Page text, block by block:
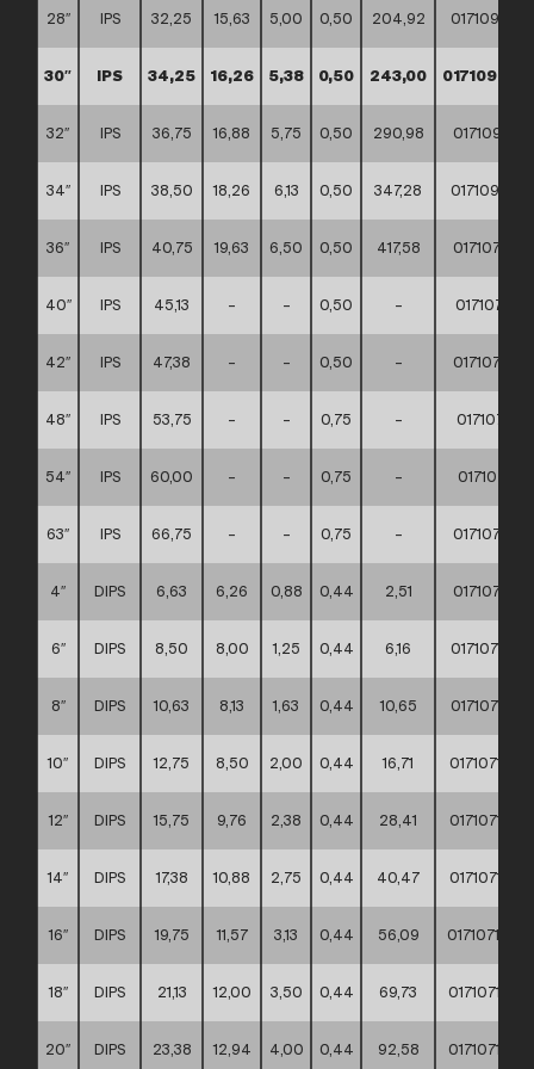
28″ IPS 32,25 15,63 5,00 0,50 204,92
30″ IPS 34,25 16,26 5,38 0,50 243,00
32″ IPS 36,75 16,88 5,75 0,50 290,98
34″ IPS 38,50 18,26 6,13 0,50 347,28
36″ IPS 40,75 19,63 6,50 0,50 417,58
40″ IPS 45,13 – – 0,50 –
42″ IPS 47,38 – – 0,50 –
48″ IPS 53,75 – – 0,75 –
54″ IPS 60,00 – – 0,75 –
63″ IPS 66,75 – – 0,75 –
4″ DIPS 6,63 6,26 0,88 0,44 2,51
6″ DIPS 8,50 8,00 1,25 0,44 6,16
8″ DIPS 10,63 8,13 1,63 0,44 10,65
10″ DIPS 12,75 8,50 2,00 0,44 16,71
12″ DIPS 15,75 9,76 2,38 0,44 28,41
14″ DIPS 17,38 10,88 2,75 0,44 40,47
16″ DIPS 19,75 11,57 3,13 0,44 56,09
18″ DIPS 21,13 12,00 3,50 0,44 69,73
20″ DIPS 23,38 12,94 4,00 0,44 92,58